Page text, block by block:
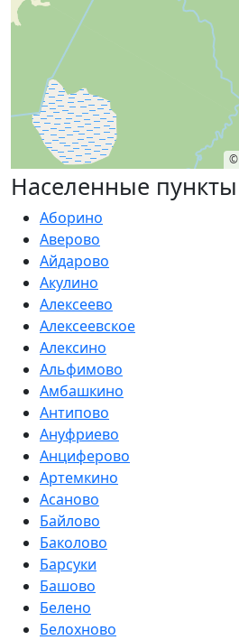
©
Населенные пункты
Аборино
Аверово
Айдарово
Акулино
Алексеево
Алексеевское
Алексино
Альфимово
Амбашкино
Антипово
Ануфриево
Анциферово
Артемкино
Асаново
Байлово
Баколово
Барсуки
Башово
Белено
Белохново